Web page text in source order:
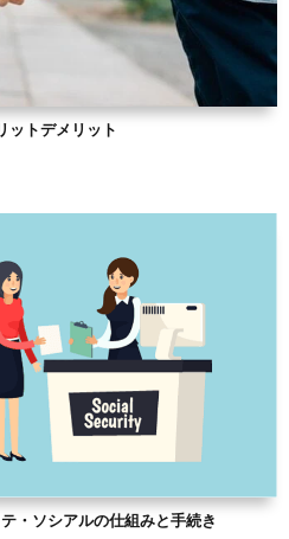
ットデメリット
・ソシアルの仕組みと手続き